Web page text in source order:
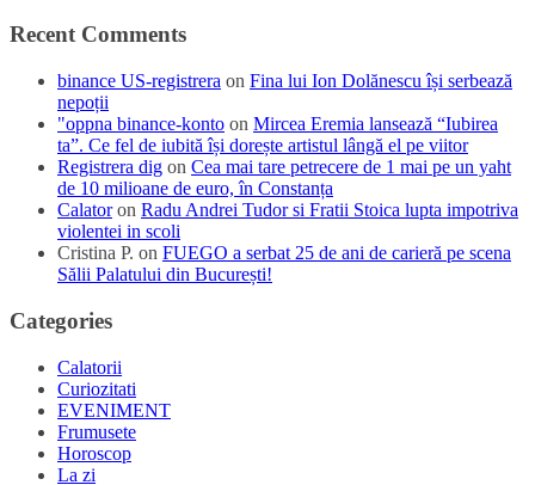
Recent Comments
binance US-registrera on Fina lui Ion Dolănescu își serbează
nepoții
"oppna binance-konto on Mircea Eremia lansează “Iubirea
ta”. Ce fel de iubită își dorește artistul lângă el pe viitor
Registrera dig on Cea mai tare petrecere de 1 mai pe un yaht
de 10 milioane de euro, în Constanța
Calatoron Radu Andrei Tudor si Fratii Stoica lupta impotriva
violentei in scoli
Cristina P. on FUEGO a serbat 25 de ani de carieră pe scena
Sălii Palatului din București!
Categories
Calatorii
Curiozitati
EVENIMENT
Frumusete
Horoscop
La zi